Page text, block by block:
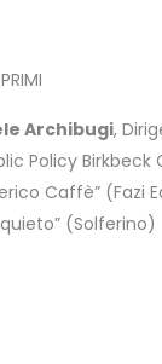
Archibugi,
Policy Birkbeck
Caffè” (Fazi
(Solferino)